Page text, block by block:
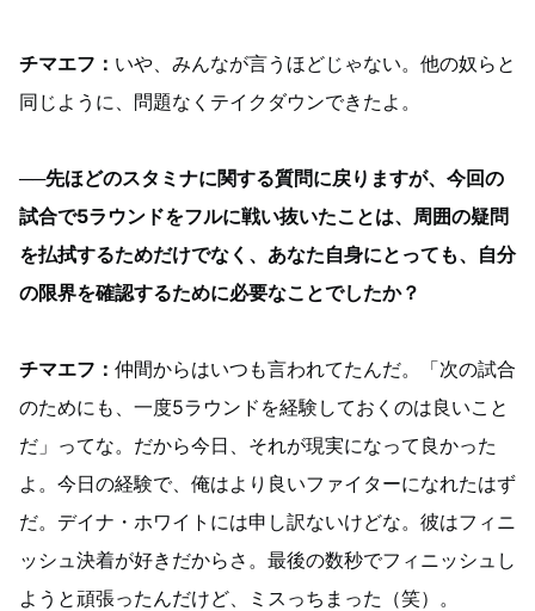
チマエフ： いや、みんなが言うほどじゃない。他の奴らと
同じように、問題なくテイクダウンできたよ。
──先ほどのスタミナに関する質問に戻りますが、今回の
試合で5ラウンドをフルに戦い抜いたことは、周囲の疑問
を払拭するためだけでなく、あなた自身にとっても、自分
の限界を確認するために必要なことでしたか？
チマエフ： 仲間からはいつも言われてたんだ。「次の試合
のためにも、一度5ラウンドを経験しておくのは良いこと
だ」ってな。だから今日、それが現実になって良かった
よ。今日の経験で、俺はより良いファイターになれたはず
だ。デイナ・ホワイトには申し訳ないけどな。彼はフィニ
ッシュ決着が好きだからさ。最後の数秒でフィニッシュし
ようと頑張ったんだけど、ミスっちまった（笑）。